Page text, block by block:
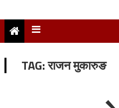
TAG:राजन मुकारुङ